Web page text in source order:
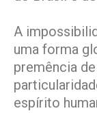
A
uma forma
premência
espírito